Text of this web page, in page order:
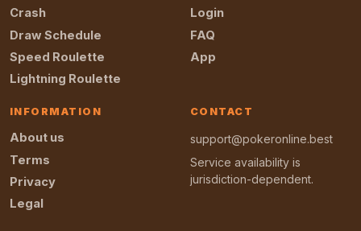
Crash
Draw Schedule
Speed Roulette
Lightning Roulette
Login
FAQ
App
INFORMATION
About us
Terms
Privacy
Legal
CONTACT
support@pokeronline.best
Service availability is
jurisdiction-dependent.